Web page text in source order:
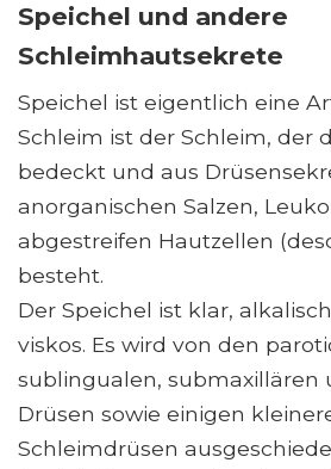
Speichel und andere
Schleimhautsekrete
Speichel ist eigentlich eine
Schleim ist der Schleim, der
bedeckt und aus
anorganischen Salzen,
abgestreifen Hautzellen
besteht.
Der Speichel ist klar,
viskos. Es wird von den
sublingualen, submaxillären
Drüsen sowie einigen
Schleimdrüsen